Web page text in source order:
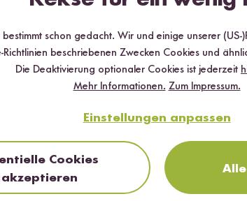
lagern, nach dem Öffnen im
verbrauchen.
bestimmt schon gedacht. Wir und einige unserer
Richtlinien beschriebenen Zwecken Cookies und
Die Deaktivierung optionaler Cookies ist jederzeit
Mehr Informationen. Zum Impressum.
Einstellungen anpassen
Cookies
akzeptieren